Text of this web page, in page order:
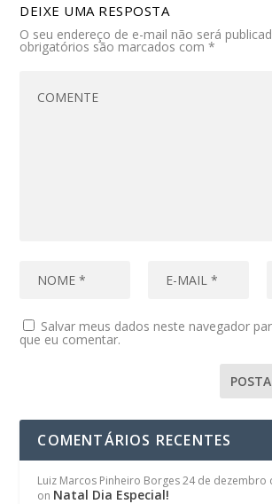
DEIXE UMA RESPOSTA
O seu endereço de e-mail não será
obrigatórios são marcados com*
Salvar meus dados neste navegador
que eu comentar.
COMENTÁRIOS RECENTES
Luiz Marcos Pinheiro Borges 24 de dezembro
on Natal Dia Especial!